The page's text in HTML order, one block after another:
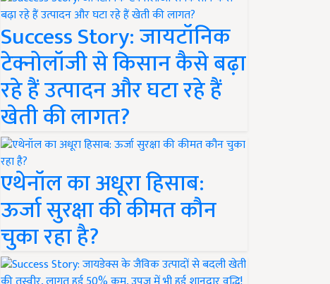
Success Story: जायटॉनिक
टेक्नोलॉजी से किसान कैसे बढ़ा
रहे हैं उत्पादन और घटा रहे हैं
खेती की लागत?
एथेनॉल का अधूरा हिसाब:
ऊर्जा सुरक्षा की कीमत कौन
चुका रहा है?